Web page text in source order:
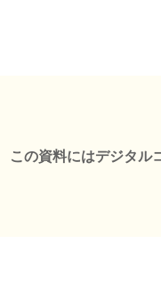
この資料にはデジタル